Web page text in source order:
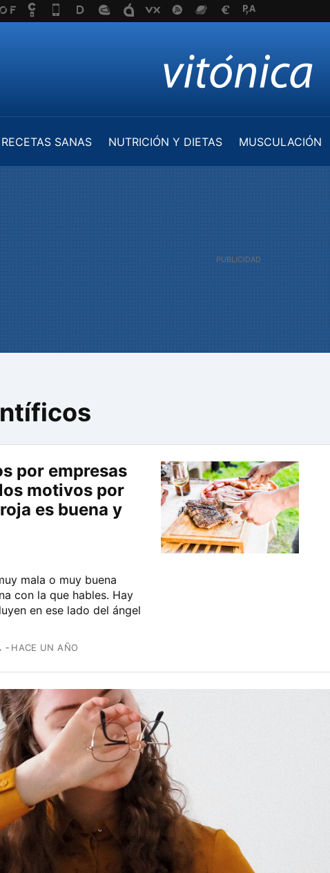
RECETAS SANAS NUTRICIÓN Y DIETAS MUSCULACIÓN
por empresas
motivos por
es buena y
mala o muy buena
con la que hables. Hay
en ese lado del ángel
HACE UN AÑO